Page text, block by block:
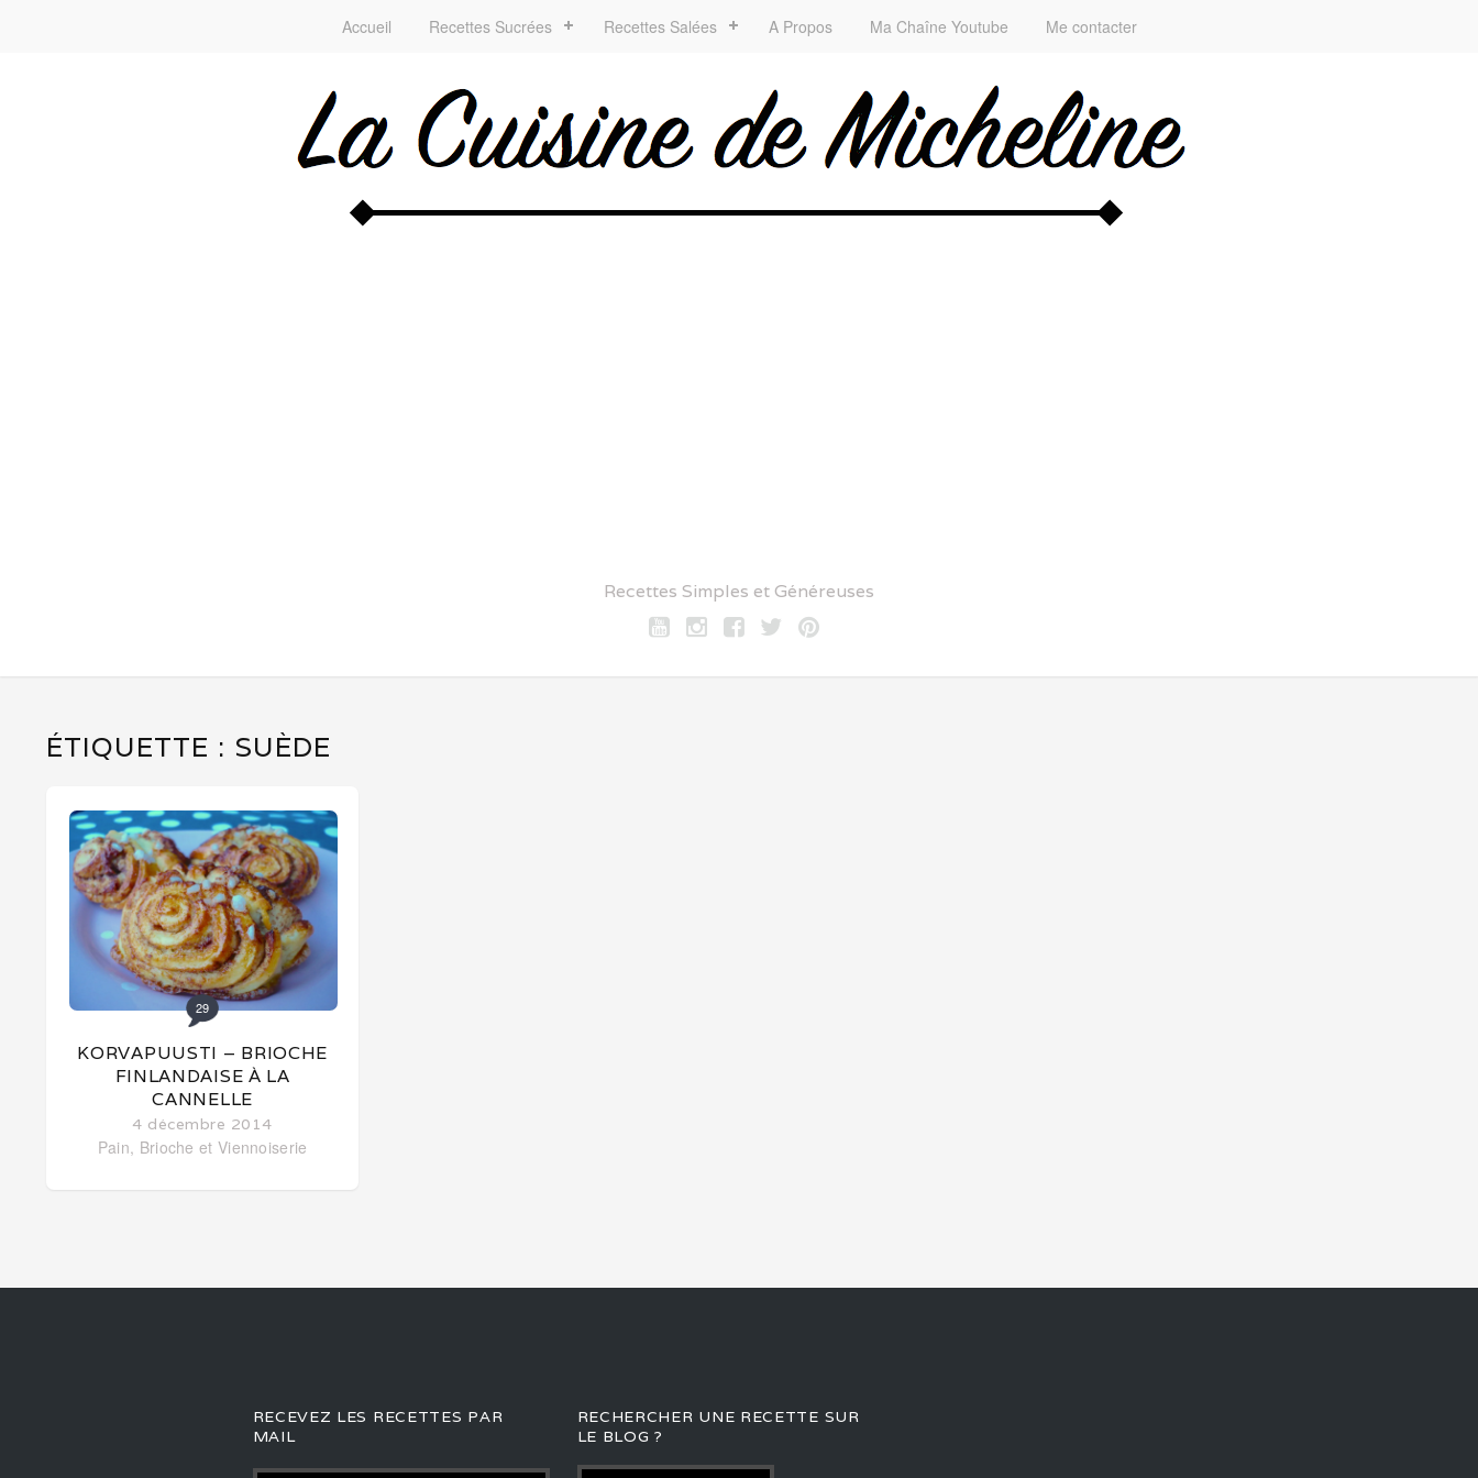
Accueil Recettes Sucrées Recettes Salées A Propos Ma Chaîne Youtube Me contacter
Recettes Simples et Généreuses
ÉTIQUETTE : SUÈDE
29
KORVAPUUSTI – BRIOCHE
FINLANDAISE À LA
CANNELLE
4 décembre 2014
Pain, Brioche et Viennoiserie
RECEVEZ LES RECETTES PAR
MAIL
RECHERCHER UNE RECETTE SUR
LE BLOG ?